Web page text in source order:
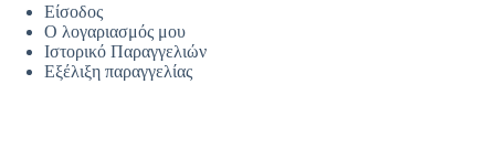
Είσοδος
Ο λογαριασμός μου
Ιστορικό Παραγγελιών
Εξέλιξη παραγγελίας